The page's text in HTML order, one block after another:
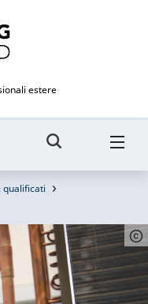
estere
qualificati